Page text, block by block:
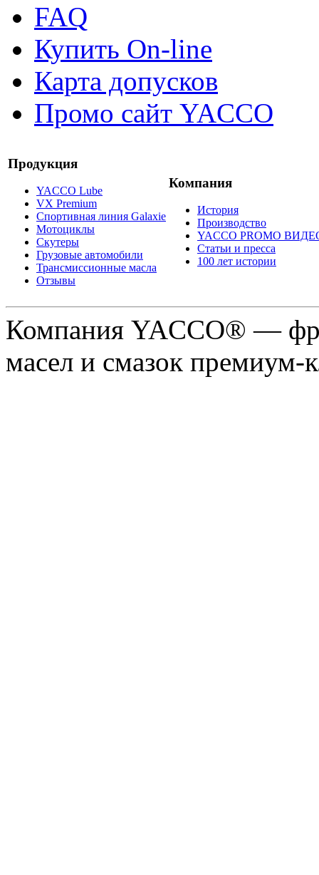
FAQ
Купить On-line
Карта допусков
Промо сайт YACCO
Продукция
YACCO Lube
VX Premium
Спортивная линия Galaxie
Мотоциклы
Скутеры
Грузовые автомобили
Трансмиссионные масла
Отзывы
Компания
История
Производство
YACCO PROMO
Статьи и пресса
100 лет истории
Компания YACCO® —
масел и смазок премиум-